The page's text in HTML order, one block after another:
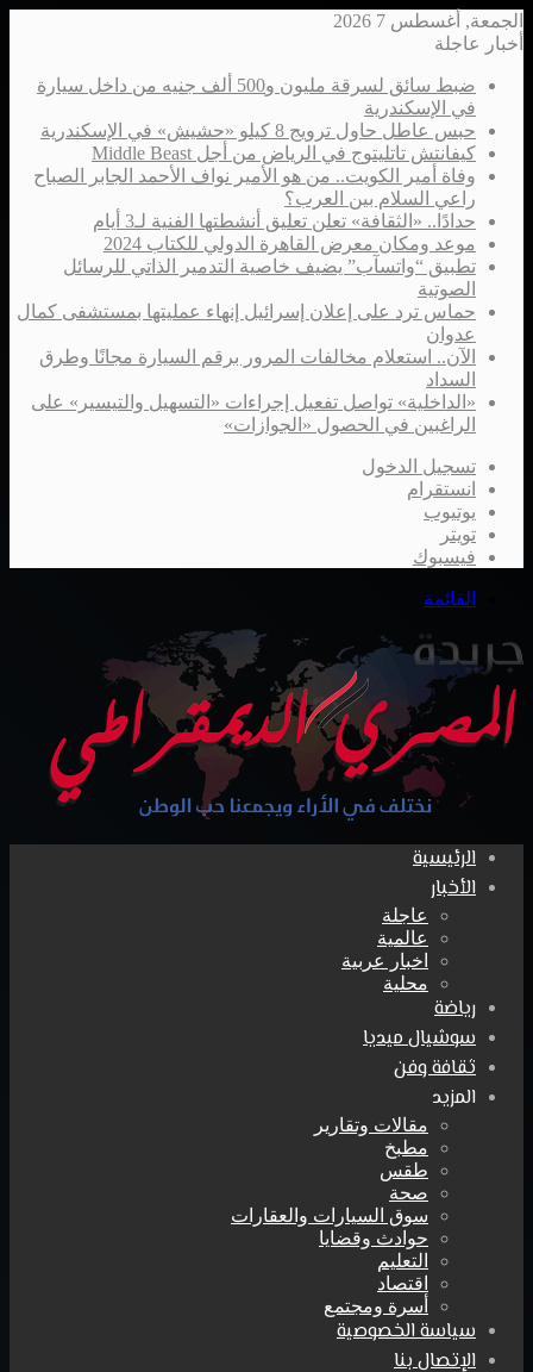
الجمعة, أغسطس 7 2026
أخبار عاجلة
ضبط سائق لسرقة مليون و500 ألف جنيه من داخل سيارة
في الإسكندرية
حبس عاطل حاول ترويج 8 كيلو «حشيش» في الإسكندرية
كيفانتش تاتليتوج في الرياض من أجل Middle Beast
وفاة أمير الكويت.. من هو الأمير نواف الأحمد الجابر الصباح
راعي السلام بين العرب؟
حدادًا.. «الثقافة» تعلن تعليق أنشطتها الفنية لـ3 أيام
موعد ومكان معرض القاهرة الدولي للكتاب 2024
تطبيق “واتسآب” يضيف خاصية التدمير الذاتي للرسائل
الصوتية
حماس ترد على إعلان إسرائيل إنهاء عمليتها بمستشفى كمال
عدوان
الآن.. استعلام مخالفات المرور برقم السيارة مجانًا وطرق
السداد
«الداخلية» تواصل تفعيل إجراءات «التسهيل والتيسير» على
الراغبين في الحصول «الجوازات»
تسجيل الدخول
انستقرام
يوتيوب
تويتر
فيسبوك
القائمة
الرئيسية
الأخبار
عاجلة
عالمية
اخبار عربية
محلية
رياضة
سوشيال ميديا
ثقافة وفن
المزيد
مقالات وتقارير
مطبخ
طقس
صحة
سوق السيارات والعقارات
حوادث وقضايا
التعليم
اقتصاد
أسرة ومجتمع
سياسة الخصوصية
الإتصال بنا